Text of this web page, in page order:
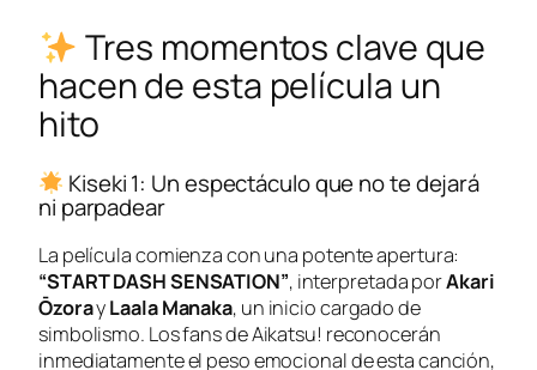
Tres momentos clave que
hacen de esta película un
hito
Kiseki 1: Un espectáculo que no te dejará
ni parpadear
La película comienza con una potente apertura:
“START DASH SENSATION”, interpretada porAkari
ŌzorayLaala Manaka, un inicio cargado de
simbolismo. Los fans deAikatsu! reconocerán
inmediatamente el peso emocional de esta canción,